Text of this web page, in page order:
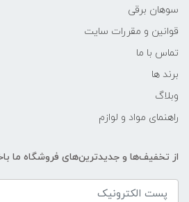
سوهان برقی
قوانین و مقررات سایت
تماس با ما
برند ها
وبلاگ
راهنمای مواد و لوازم
از تخفیف‌ها و جدیدترین‌های فروشگاه ما